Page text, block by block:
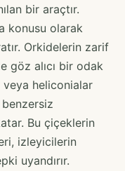
bir araçtır.
konusu olarak
Orkidelerin zarif
göz alıcı bir odak
veya heliconialar
Bu çiçeklerin
izleyicilerin
uyandırır.